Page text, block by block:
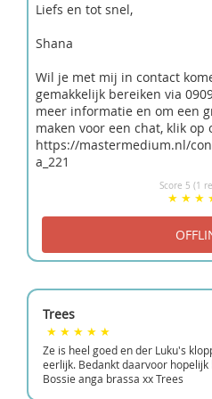
Liefs en tot snel,
Shana
Wil je met mij in contact
gemakkelijk bereiken via
meer informatie en om een
maken voor een chat, klik
https://mastermedium.nl/
a_221
Score 5 (1
Trees
Ze is heel goed en der Luku's
eerlijk. Bedankt daarvoor
Bossie anga brassa xx Trees